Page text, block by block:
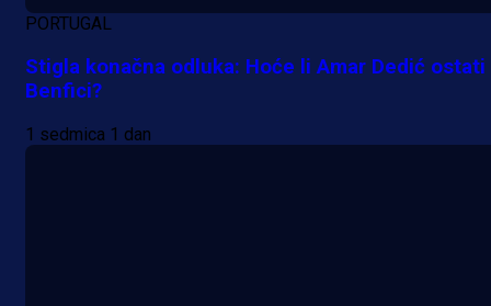
1 dan 19 h
PORTUGAL
Stigla konačna odluka: Hoće li Amar Dedić ostati
Benfici?
1 sedmica 1 dan